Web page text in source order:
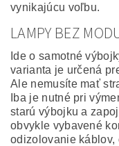
vynikajúcu voľbu.
LAMPY BEZ
Ide o samotné
varianta je určená
Ale nemusíte mať
Iba je nutné pri
starú výbojku a
obvykle vybavené
odizolovanie káblov,